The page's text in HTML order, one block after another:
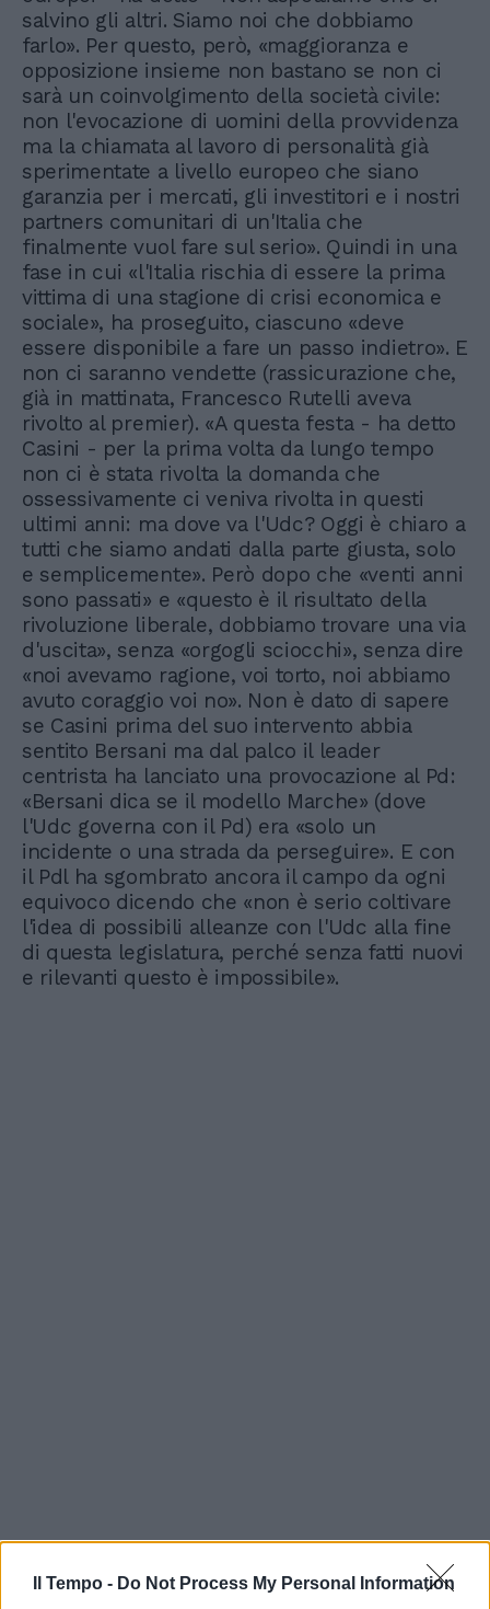
Il Tempo - Do Not Process My Personal Information
salvino gli altri. Siamo noi che dobbiamo
farlo». Per questo, però, «maggioranza e
opposizione insieme non bastano se non ci
sarà un coinvolgimento della società civile:
non l'evocazione di uomini della provvidenza
ma la chiamata al lavoro di personalità già
sperimentate a livello europeo che siano
garanzia per i mercati, gli investitori e i nostri
partners comunitari di un'Italia che
finalmente vuol fare sul serio». Quindi in una
fase in cui «l'Italia rischia di essere la prima
vittima di una stagione di crisi economica e
sociale», ha proseguito, ciascuno «deve
essere disponibile a fare un passo indietro». E
non ci saranno vendette (rassicurazione che,
già in mattinata, Francesco Rutelli aveva
rivolto al premier). «A questa festa - ha detto
Casini - per la prima volta da lungo tempo
non ci è stata rivolta la domanda che
ossessivamente ci veniva rivolta in questi
ultimi anni: ma dove va l'Udc? Oggi è chiaro a
tutti che siamo andati dalla parte giusta, solo
e semplicemente». Però dopo che «venti anni
sono passati» e «questo è il risultato della
rivoluzione liberale, dobbiamo trovare una via
d'uscita», senza «orgogli sciocchi», senza dire
«noi avevamo ragione, voi torto, noi abbiamo
avuto coraggio voi no». Non è dato di sapere
se Casini prima del suo intervento abbia
sentito Bersani ma dal palco il leader
centrista ha lanciato una provocazione al Pd:
«Bersani dica se il modello Marche» (dove
l'Udc governa con il Pd) era «solo un
incidente o una strada da perseguire». E con
il Pdl ha sgombrato ancora il campo da ogni
equivoco dicendo che «non è serio coltivare
l'idea di possibili alleanze con l'Udc alla fine
di questa legislatura, perché senza fatti nuovi
e rilevanti questo è impossibile».
In evidenza